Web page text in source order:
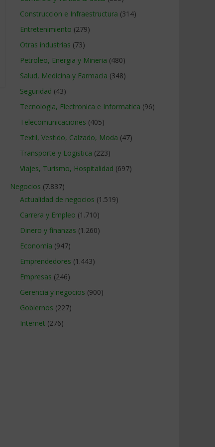
Construccion e Infraestructura (314)
Entretenimiento (279)
Otras industrias (73)
Petroleo, Energia y Mineria (480)
Salud, Medicina y Farmacia (348)
Seguridad (43)
Tecnologia, Electronica e Informatica (96)
Telecomunicaciones (405)
Textil, Vestido, Calzado, Moda (47)
Transporte y Logistica (223)
Viajes, Turismo, Hospitalidad (697)
Negocios (7.837)
Actualidad de negocios (1.519)
Carrera y Empleo (1.710)
Dinero y finanzas (1.260)
Economía (947)
Emprendedores (1.443)
Empresas (246)
Gerencia y negocios (900)
Gobiernos (227)
Internet (276)